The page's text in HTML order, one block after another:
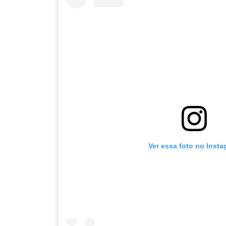
Ver essa foto no